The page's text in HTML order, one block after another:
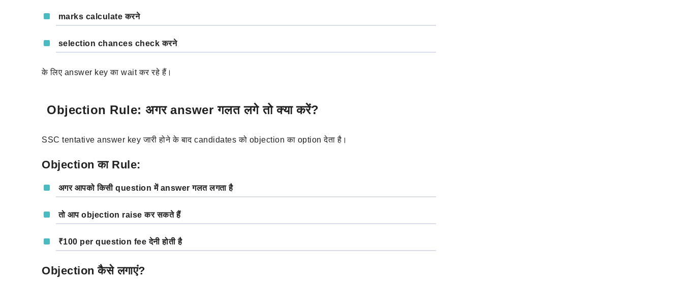
marks calculate करने
selection chances check करने
के लिए answer key का wait कर रहे हैं।
Objection Rule: अगर answer गलत लगे तो क्या करें?
SSC tentative answer key जारी होने के बाद candidates को objection का option देता है।
Objection का Rule:
अगर आपको किसी question में answer गलत लगता है
तो आप objection raise कर सकते हैं
₹100 per question fee देनी होती है
Objection कैसे लगाएं?